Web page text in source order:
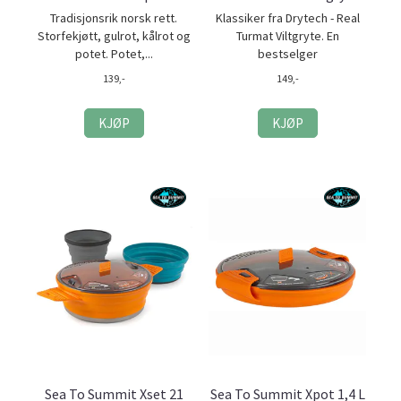
Tradisjonsrik norsk rett.
Storfekjøtt, gulrot, kålrot og
potet. Potet,...
139,-
KJØP
Klassiker fra Drytech - Real
Turmat Viltgryte. En
bestselger
149,-
KJØP
Sea To Summit Xset 21 Sea To Summit Xpot 1,4 L